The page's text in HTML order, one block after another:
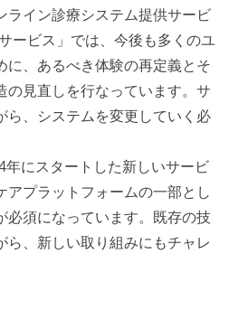
ライン診療システム提供サービ
ービス」では、今後も多くのユ
に、あるべき体験の再定義とそ
の見直しを行なっています。サ
ら、システムを変更していく必
にスタートした新しいサービ
アプラットフォームの一部とし
必須になっています。既存の技
、新しい取り組みにもチャレ